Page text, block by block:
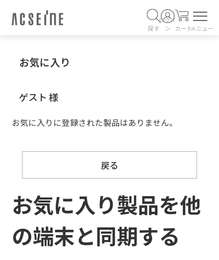
探す
ログイ
ン
カートメニュー
お気に入り
ゲスト 様
お気に入りに登録された製品はありません。
戻る
お気に入り製品を他
の端末と同期する